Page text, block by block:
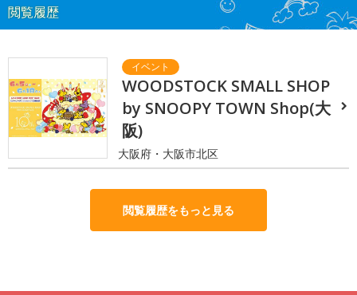
閲覧履歴
WOODSTOCK SMALL SHOP
by SNOOPY TOWN Shop(大
阪)
大阪府・大阪市北区
閲覧履歴をもっと見る